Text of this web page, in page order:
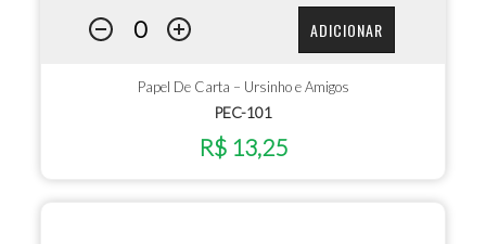
ADICIONAR
Papel De Carta – Ursinho e Amigos
PEC-101
R$ 13,25